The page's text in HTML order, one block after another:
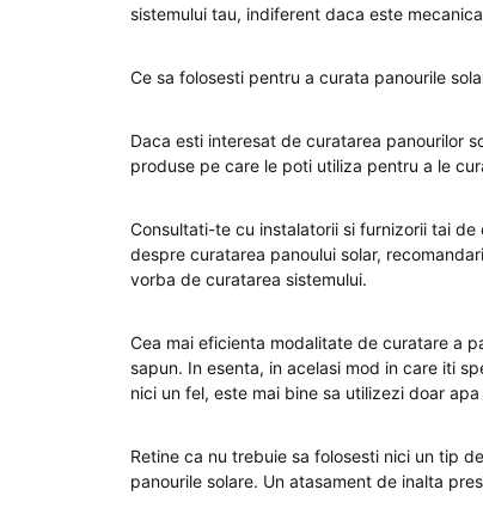
sistemului tau, indiferent daca este
Ce sa folosesti pentru a curata panourile
Daca esti interesat de curatarea panourilor
produse pe care le poti utiliza pentru a le
Consultati-te cu instalatorii si furnizorii tai
despre curatarea panoului solar,
vorba de curatarea sistemului.
Cea mai eficienta modalitate de curatare a
sapun. In esenta, in acelasi mod in care iti
nici un fel, este mai bine sa utilizezi doar
Retine ca nu trebuie sa folosesti nici un tip
panourile solare. Un atasament de inalta